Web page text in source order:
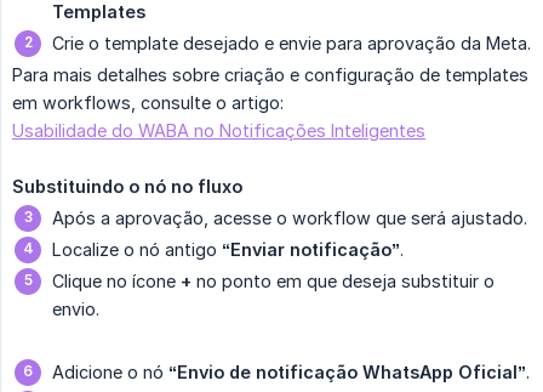
Templates
Crie o template desejado e envie para aprovação da Meta.
Para mais detalhes sobre criação e configuração de templates
em workflows, consulte o artigo:
Usabilidade do WABA no Notificações Inteligentes
Substituindo o nó no fluxo
Após a aprovação, acesse o workflow que será ajustado.
Localize o nó antigo “Enviar notificação”.
Clique no ícone + no ponto em que deseja substituir o
envio.
Adicione o nó “Envio de notificação WhatsApp Oficial”.